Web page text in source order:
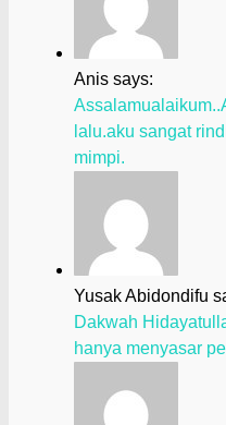
Anis says:
lalu.aku sangat
mimpi.
Yusak Abidondifu
Dakwah
hanya menyasar